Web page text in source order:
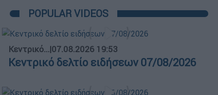
POPULAR VIDEOS
Κεντρικό...|07.08.2026 19:53
Κεντρικό δελτίο ειδήσεων 07/08/2026